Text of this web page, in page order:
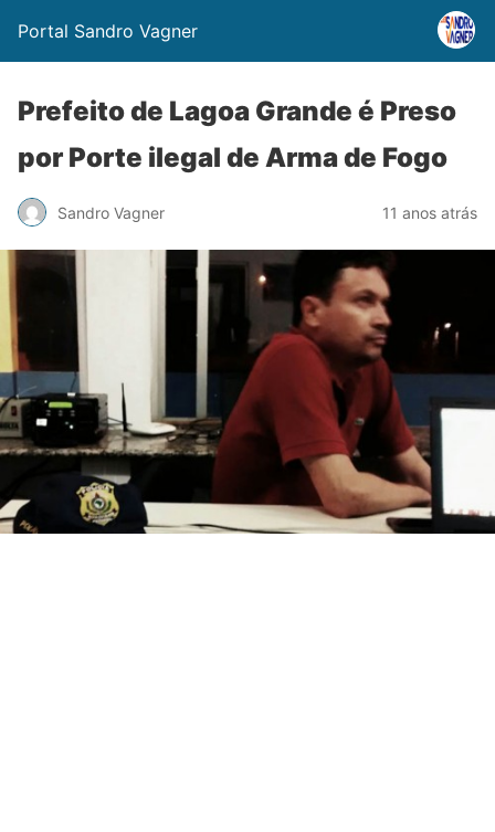
Portal Sandro Vagner
Prefeito de Lagoa Grande é Preso
por Porte ilegal de Arma de Fogo
Sandro Vagner 11 anos atrás